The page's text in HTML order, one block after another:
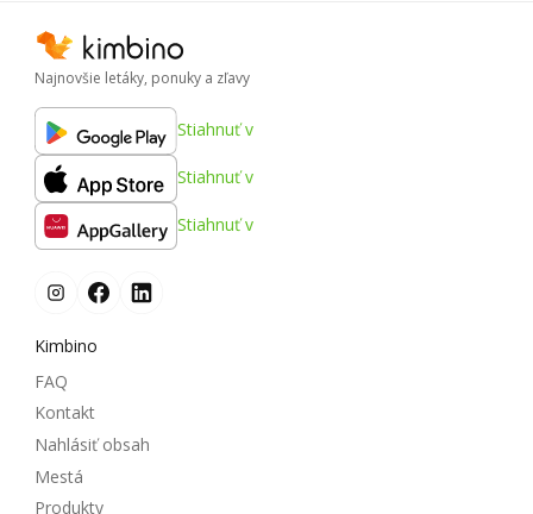
Najnovšie letáky, ponuky a zľavy
Stiahnuť v
Stiahnuť v
Stiahnuť v
Kimbino
FAQ
Kontakt
Nahlásiť obsah
Mestá
Produkty